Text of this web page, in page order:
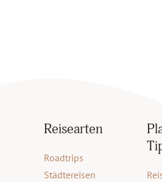
Reisearten
Roadtrips
Städtereisen